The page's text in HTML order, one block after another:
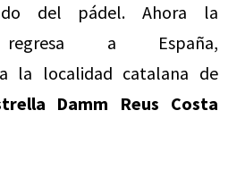
del pádel. Ahora la
regresa a España,
la localidad catalana de
Damm Reus Costa